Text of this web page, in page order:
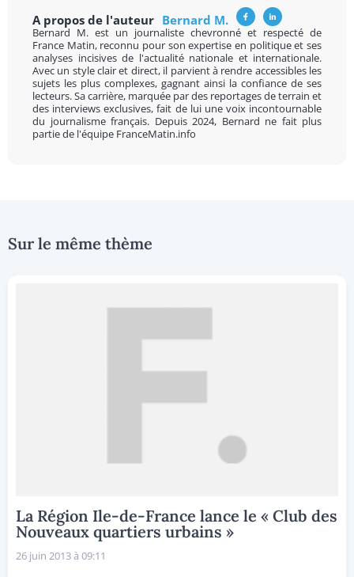
A propos de l'auteur Bernard M.
Bernard M. est un journaliste chevronné et respecté de
France Matin, reconnu pour son expertise en politique et ses
analyses incisives de l'actualité nationale et internationale.
Avec un style clair et direct, il parvient à rendre accessibles les
sujets les plus complexes, gagnant ainsi la confiance de ses
lecteurs. Sa carrière, marquée par des reportages de terrain et
des interviews exclusives, fait de lui une voix incontournable
du journalisme français. Depuis 2024, Bernard ne fait plus
partie de l'équipe FranceMatin.info
Sur le même thème
La Région Ile-de-France lance le « Club des
Nouveaux quartiers urbains »
26 juin 2013 à 09:11